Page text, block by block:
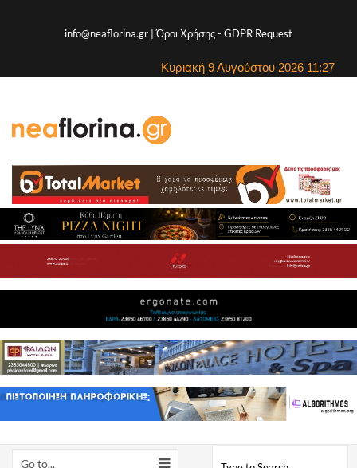
info@neaflorina.gr |Όροι Χρήσης- GDPR Request
Κυριακή 9 Αυγούστου 2026 11:27
Go to...